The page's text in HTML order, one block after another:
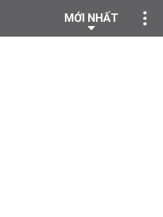
MỚI NHẤT